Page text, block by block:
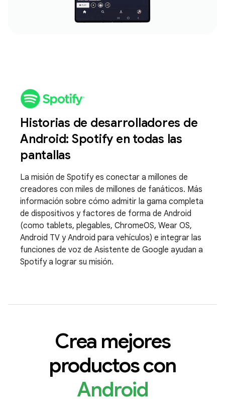
Historias de desarrolladores de
Android: Spotify en todas las
pantallas
La misión de Spotify es conectar a millones de
creadores con miles de millones de fanáticos. Más
información sobre cómo admitir la gama completa
de dispositivos y factores de forma de Android
(como tablets, plegables, ChromeOS, Wear OS,
Android TV y Android para vehículos) e integrar las
funciones de voz de Asistente de Google ayudan a
Spotify a lograr su misión.
Crea mejores
productos con
Android